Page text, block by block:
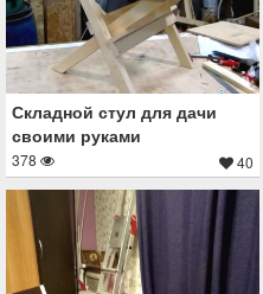
Складной стул для дачи
своими руками
378 40